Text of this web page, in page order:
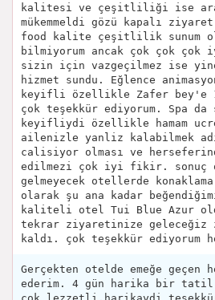
kalitesi ve çeşitliliği ise
mükemmeldi gözü kapalı
food kalite çeşitlilik sunum
bilmiyorum ancak çok çok
sizin için vazgeçilmez ise
hizmet sundu. Eğlence
keyifli özellikle Zafer bey'e
çok teşekkür ediyorum. Spa da
keyifliydi özellikle hamam
ailenizle yanliz kalabilmek
calisiyor olması ve
edilmezi çok iyi fikir. sonuç
gelmeyecek otellerde
olarak şu ana kadar
kaliteli otel Tui Blue Azur
tekrar ziyaretinize geleceğiz
kaldı. çok teşekkür ediyorum
Gerçekten otelde emeğe geçen
ederim. 4 gün harika bir tatil